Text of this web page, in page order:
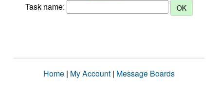
Task name:
Home | My Account | Message Boards